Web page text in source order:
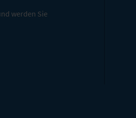
werden Sie